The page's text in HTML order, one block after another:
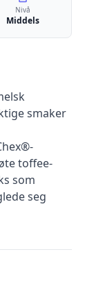
Nivå
Middels
smaker
toffee-
som
seg